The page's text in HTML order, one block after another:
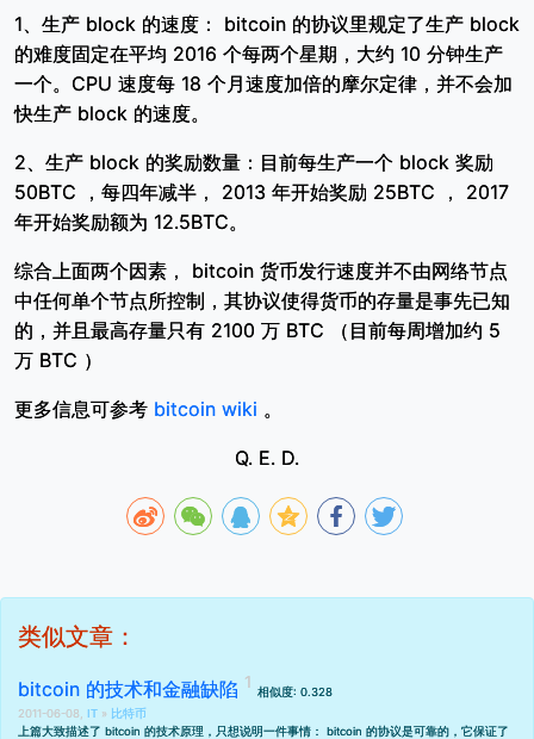
1、生产 block 的速度： bitcoin 的协议里规定了生产 block
的难度固定在平均 2016 个每两个星期，大约 10 分钟生产
一个。CPU 速度每 18 个月速度加倍的摩尔定律，并不会加
快生产 block 的速度。
2、生产 block 的奖励数量：目前每生产一个 block 奖励
50BTC ，每四年减半， 2013 年开始奖励 25BTC ， 2017
年开始奖励额为 12.5BTC。
综合上面两个因素， bitcoin 货币发行速度并不由网络节点
中任何单个节点所控制，其协议使得货币的存量是事先已知
的，并且最高存量只有 2100 万 BTC （目前每周增加约 5
万 BTC ）
更多信息可参考 bitcoin wiki 。
Q. E. D.
类似文章：
bitcoin 的技术和金融缺陷
相似度: 0.328
2011-06-08, IT » 比特币
上篇大致描述了 bitcoin 的技术原理 ，只想说明一件事情： bitcoin 的协议是可靠的，它保证了